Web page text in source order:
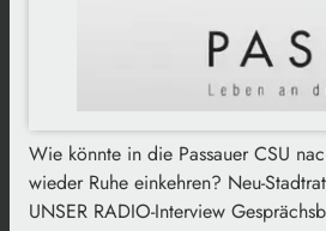
Wie könnte in die Passauer CSU
wieder Ruhe einkehren? Neu-
UNSER RADIO-Interview